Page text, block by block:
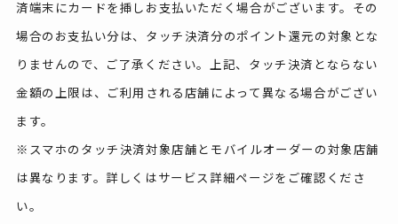
済端末にカードを挿しお支払いただく場合がございます。その
場合のお支払い分は、タッチ決済分のポイント還元の対象とな
りませんので、ご了承ください。上記、タッチ決済とならない
金額の上限は、ご利用される店舗によって異なる場合がござい
ます。
※スマホのタッチ決済対象店舗とモバイルオーダーの対象店舗
は異なります。詳しくはサービス詳細ページをご確認くださ
い。